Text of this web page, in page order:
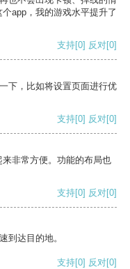
app，我的游戏水平提升了
支持[0] 反对[0]
下，比如将设置页面进行优
支持[0] 反对[0]
非常方便。功能的布局也
支持[0] 反对[0]
到达目的地。
支持[0] 反对[0]